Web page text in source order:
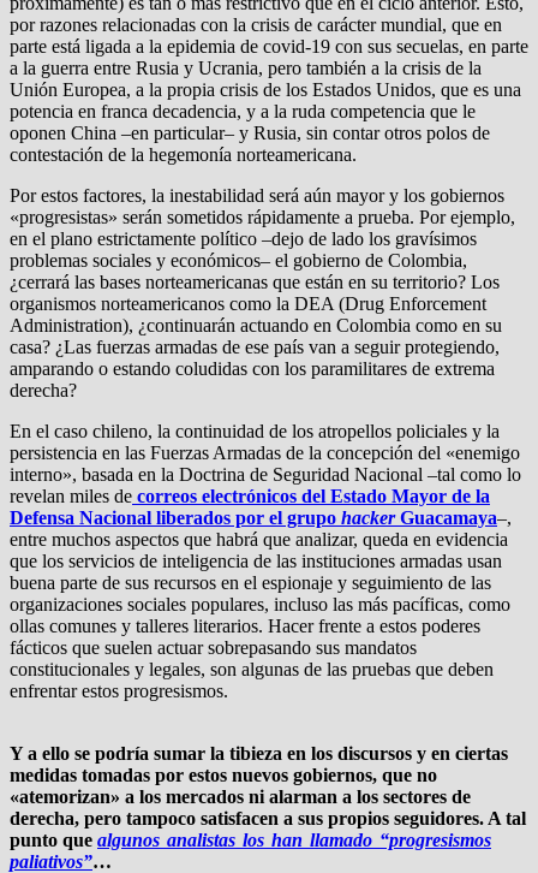
por razones relacionadas con la crisis de carácter mundial, que en
parte está ligada a la epidemia de covid-19 con sus secuelas, en parte
a la guerra entre Rusia y Ucrania, pero también a la crisis de la
Unión Europea, a la propia crisis de los Estados Unidos, que es una
potencia en franca decadencia, y a la ruda competencia que le
oponen China –en particular– y Rusia, sin contar otros polos de
contestación de la hegemonía norteamericana.
Por estos factores, la inestabilidad será aún mayor y los gobiernos
«progresistas» serán sometidos rápidamente a prueba. Por ejemplo,
en el plano estrictamente político –dejo de lado los gravísimos
problemas sociales y económicos– el gobierno de Colombia,
¿cerrará las bases norteamericanas que están en su territorio? Los
organismos norteamericanos como la DEA (Drug Enforcement
Administration), ¿continuarán actuando en Colombia como en su
casa? ¿Las fuerzas armadas de ese país van a seguir protegiendo,
amparando o estando coludidas con los paramilitares de extrema
derecha?
En el caso chileno, la continuidad de los atropellos policiales y la
persistencia en las Fuerzas Armadas de la concepción del «enemigo
interno», basada en la Doctrina de Seguridad Nacional –tal como lo
revelan miles de correos electrónicos del Estado Mayor de la
Defensa Nacional liberados por el grupo hackerGuacamaya–,
entre muchos aspectos que habrá que analizar, queda en evidencia
que los servicios de inteligencia de las instituciones armadas usan
buena parte de sus recursos en el espionaje y seguimiento de las
organizaciones sociales populares, incluso las más pacíficas, como
ollas comunes y talleres literarios. Hacer frente a estos poderes
fácticos que suelen actuar sobrepasando sus mandatos
constitucionales y legales, son algunas de las pruebas que deben
enfrentar estos progresismos.
Y a ello se podría sumar la tibieza en los discursos y en ciertas
medidas tomadas por estos nuevos gobiernos, que no
«atemorizan» a los mercados ni alarman a los sectores de
derecha, pero tampoco satisfacen a sus propios seguidores. A tal
punto que algunos analistas los han llamado “progresismos
paliativos”…